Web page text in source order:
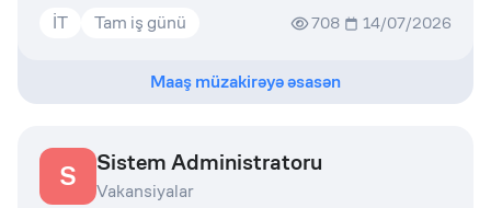
İT Tam iş günü 708 14/07/2026
Maaş müzakirəyə əsasən
S Sistem Administratoru
Vakansiyalar